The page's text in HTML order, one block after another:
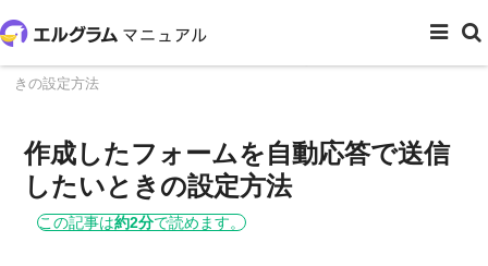
きの設定方法
作成したフォームを自動応答で送信
したいときの設定方法
この記事は約2分で読めます。